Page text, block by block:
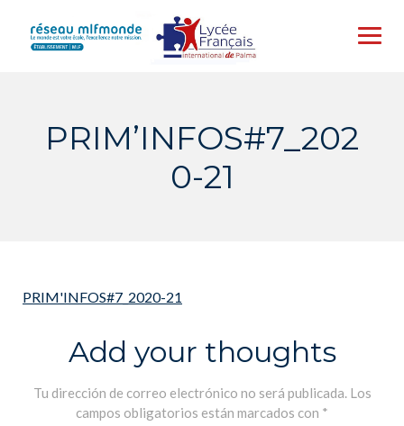
content
PRIM’INFOS#7_202
0-21
PRIM'INFOS#7_2020-21
Add your thoughts
Tu dirección de correo electrónico no será publicada. Los
campos obligatorios están marcados con *